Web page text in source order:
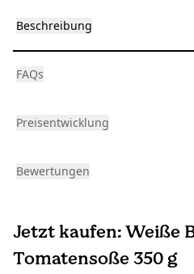
Beschreibung
FAQs
Preisentwicklung
Bewertungen
Jetzt kaufen: Weiße
Tomatensoße 350 g